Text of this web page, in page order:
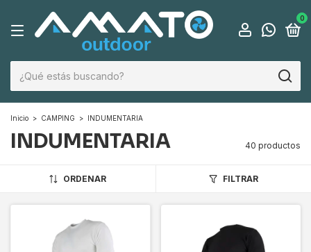
0
Inicio > CAMPING > INDUMENTARIA
INDUMENTARIA 40 productos
ORDENAR FILTRAR